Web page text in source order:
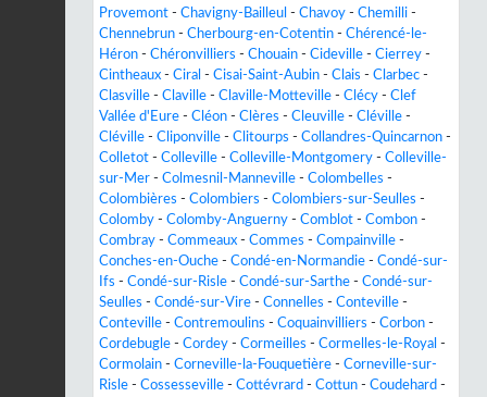
Provemont - Chavigny-Bailleul - Chavoy - Chemilli -
Chennebrun - Cherbourg-en-Cotentin - Chérencé-le-
Héron - Chéronvilliers - Chouain - Cideville - Cierrey -
Cintheaux - Ciral - Cisai-Saint-Aubin - Clais - Clarbec -
Clasville - Claville - Claville-Motteville - Clécy - Clef
Vallée d'Eure - Cléon - Clères - Cleuville - Cléville -
Cléville - Cliponville - Clitourps - Collandres-Quincarnon -
Colletot - Colleville - Colleville-Montgomery - Colleville-
sur-Mer - Colmesnil-Manneville - Colombelles -
Colombières - Colombiers - Colombiers-sur-Seulles -
Colomby - Colomby-Anguerny - Comblot - Combon -
Combray - Commeaux - Commes - Compainville -
Conches-en-Ouche - Condé-en-Normandie - Condé-sur-
Ifs - Condé-sur-Risle - Condé-sur-Sarthe - Condé-sur-
Seulles - Condé-sur-Vire - Connelles - Conteville -
Conteville - Contremoulins - Coquainvilliers - Corbon -
Cordebugle - Cordey - Cormeilles - Cormelles-le-Royal -
Cormolain - Corneville-la-Fouquetière - Corneville-sur-
Risle - Cossesseville - Cottévrard - Cottun - Coudehard -